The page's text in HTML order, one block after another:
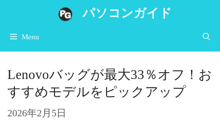
へ
ス
パソコンガイド
Menu
Lenovoバッグが最大33％オフ！お
すすめモデルをピックアップ
2026年2月5日